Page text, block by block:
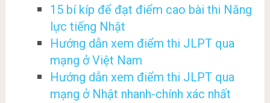
15 bí kíp để đạt điểm cao bài thi Năng
lực tiếng Nhật
Hướng dẫn xem điểm thi JLPT qua
mạng ở Việt Nam
Hướng dẫn xem điểm thi JLPT qua
mạng ở Nhật nhanh-chính xác nhất